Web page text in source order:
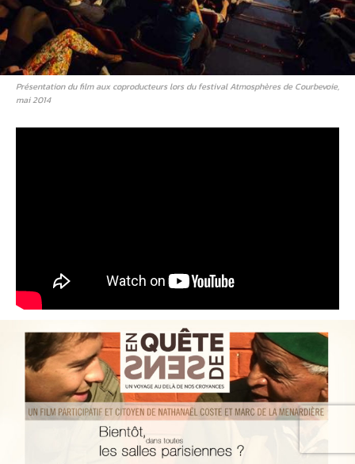
Présentation du film aux coproducteurs lors du festival Atmosphères de Courbevoie,
mai 2014